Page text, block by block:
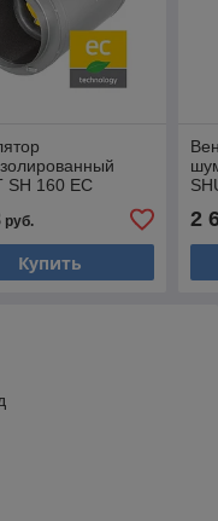
SH 160 EC
руб.
Купить
2